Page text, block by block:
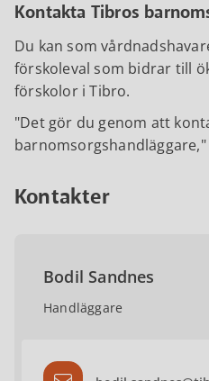
Kontakta Tibros
Du kan som
förskoleval som bidrar till
förskolor i Tibro.
"Det gör du genom att
Kontakter
Bodil Sandnes
Handläggare